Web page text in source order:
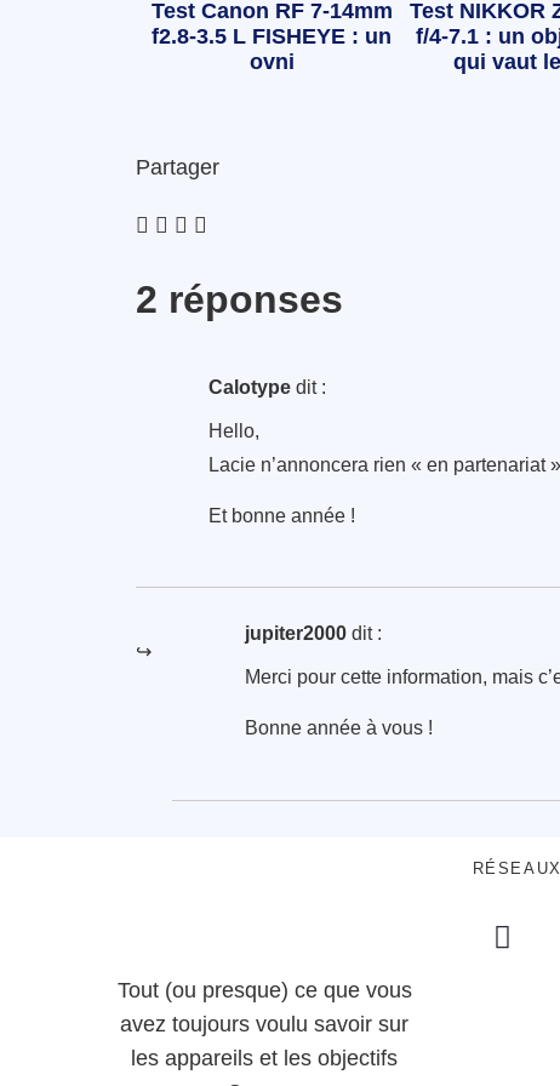
Test Canon RF 7-14mm
f2.8-3.5 L FISHEYE : un
ovni
Test NIKKOR
f/4-7.1 : un
qui vaut
Partager
2 réponses
Calotype dit :
Hello,
Lacie n’annoncera rien « en
Et bonne année !
jupiter2000 dit :
Merci pour cette information, mais
Bonne année à vous !
Tout (ou presque) ce que vous
avez toujours voulu savoir sur
les appareils et les objectifs